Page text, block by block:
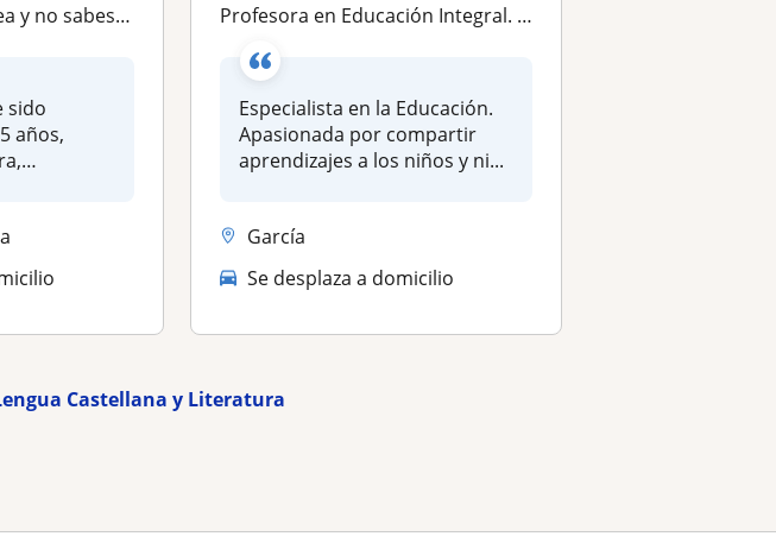
¡Tengo la solución!
sido
años,
Profesora en Educación Integral. Con más de 25 años en el área. Apasionada en enseñar a los más pequeños de la casa a aprender
Especialista en la Educación.
Apasionada por compartir
aprendizajes a los niños y ni...
García
Se desplaza a domicilio
Castellana y Literatura